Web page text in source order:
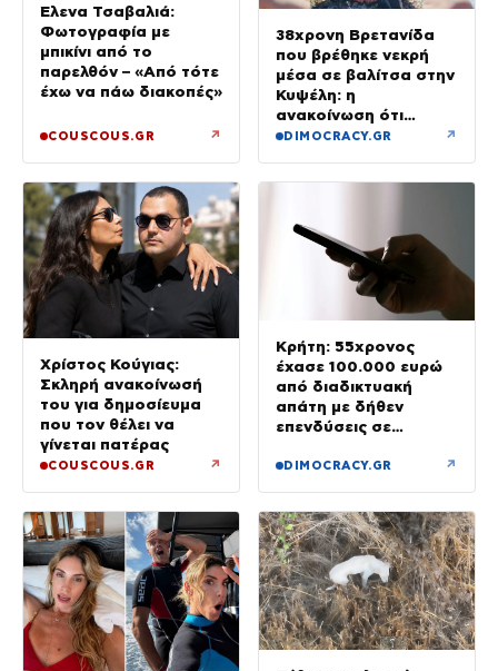
Έλενα Τσαβαλιά:
Φωτογραφία με
μπικίνι από το
παρελθόν – «Από τότε
έχω να πάω διακοπές»
COUSCOUS.GR ↗
38χρονη Βρετανίδα
που βρέθηκε νεκρή
μέσα σε βαλίτσα στην
Κυψέλη: η
ανακοίνωση ότι
«αφιέρωσε τη ζωή
DIMOCRACY.GR ↗
Χρίστος Κούγιας:
Σκληρή ανακοίνωσή
του για δημοσίευμα
που τον θέλει να
γίνεται πατέρας
COUSCOUS.GR ↗
Κρήτη: 55χρονος
έχασε 100.000 ευρώ
από διαδικτυακή
απάτη με δήθεν
επενδύσεις σε
DIMOCRACY.GR ↗